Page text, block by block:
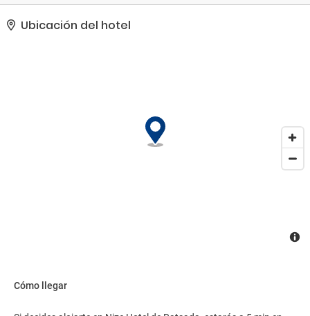
servicio de recepción las 24 horas y consigna de equipaje a tu
disposición. Pagando un pequeño suplemento podrás aprovechar
Ubicación del hotel
Cómo llegar